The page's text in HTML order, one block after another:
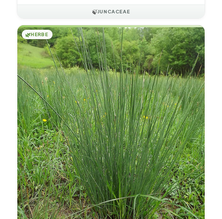
🍃JUNCACEAE
🌿HERBE